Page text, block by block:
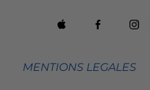
MENTIONS LEGALES